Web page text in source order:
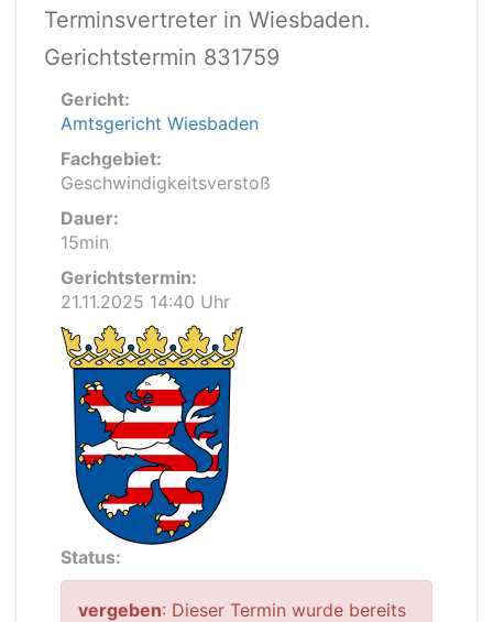
Terminsvertreter in Wiesbaden.
Gerichtstermin 831759
Gericht:
Amtsgericht Wiesbaden
Fachgebiet:
Geschwindigkeitsverstoß
Dauer:
15min
Gerichtstermin:
21.11.2025 14:40 Uhr
Status:
vergeben: Dieser Termin wurde bereits